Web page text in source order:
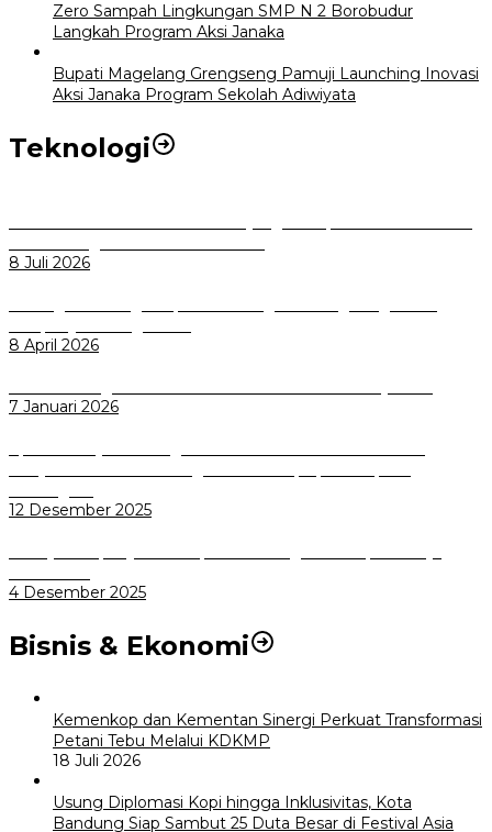
Zero Sampah Lingkungan SMP N 2 Borobudur
Langkah Program Aksi Janaka
Bupati Magelang Grengseng Pamuji Launching Inovasi
Aksi Janaka Program Sekolah Adiwiyata
Teknologi
8 Juli 2026
8 April 2026
7 Januari 2026
12 Desember 2025
4 Desember 2025
Bisnis & Ekonomi
Kemenkop dan Kementan Sinergi Perkuat Transformasi
Petani Tebu Melalui KDKMP
18 Juli 2026
Usung Diplomasi Kopi hingga Inklusivitas, Kota
Bandung Siap Sambut 25 Duta Besar di Festival Asia